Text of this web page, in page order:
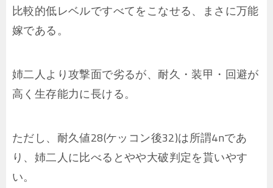
比較的低レベルですべてをこなせる、まさに万能
嫁である。
姉二人より攻撃面で劣るが、耐久・装甲・回避が
高く生存能力に長ける。
ただし、耐久値28(ケッコン後32)は所謂4nであ
り、姉二人に比べるとやや大破判定を貰いやす
い。